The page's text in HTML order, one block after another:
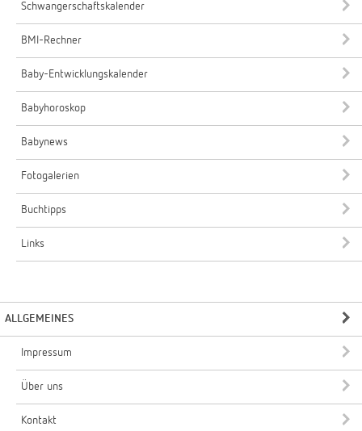
Schwangerschaftskalender
BMI-Rechner
Baby-Entwicklungskalender
Babyhoroskop
Babynews
Fotogalerien
Buchtipps
Links
ALLGEMEINES
Impressum
Über uns
Kontakt